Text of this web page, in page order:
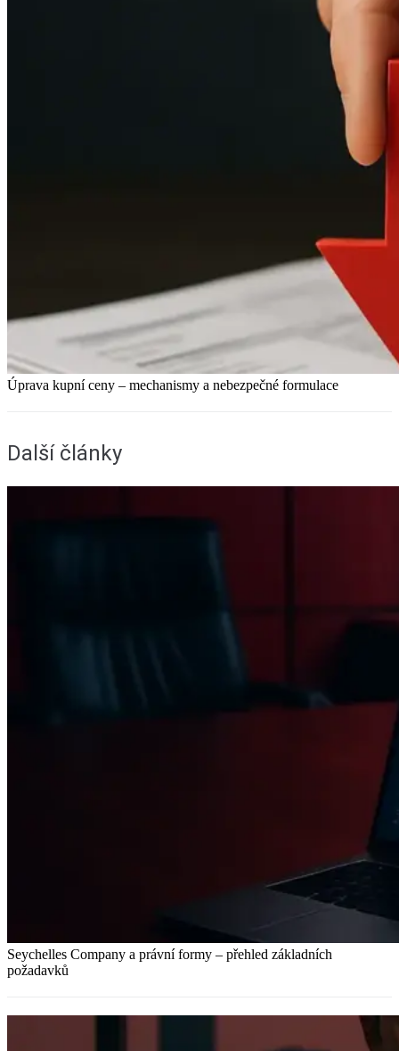
Úprava kupní ceny – mechanismy a nebezpečné formulace
Další články
Seychelles Company a právní formy – přehled základních
požadavků